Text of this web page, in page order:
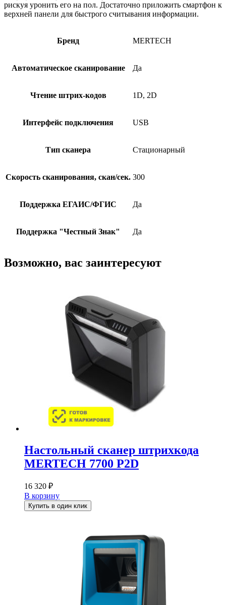
рискуя уронить его на пол. Достаточно приложить смартфон к
верхней панели для быстрого считывания информации.
Бренд MERTECH
Автоматическое сканирование Да
Чтение штрих-кодов 1D, 2D
Интерфейс подключения USB
Тип сканера Стационарный
Скорость сканирования, скан/сек. 300
Поддержка ЕГАИС/ФГИС Да
Поддержка "Честный Знак" Да
Возможно, вас заинтересуют
Настольный сканер штрихкода
MERTECH 7700 P2D
16 320 ₽
В корзину
Купить в один клик